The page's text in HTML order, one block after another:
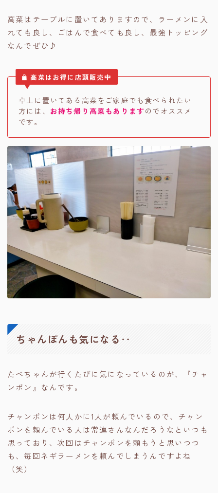
高菜はテーブルに置いてありますので、ラーメンに入
れても良し、ごはんで食べても良し、最強トッピング
なんでぜひ♪
高菜はお得に店頭販売中
卓上に置いてある高菜をご家庭でも食べられたい
方には、 お持ち帰り高菜もありますのでオススメ
です。
ちゃんぽんも気になる‥
たべちゃんが行くたびに気になっているのが、『チャ
ンポン』なんです。
チャンポンは何人かに1人が頼んでいるので、チャン
ポンを頼んでいる人は常連さんなんだろうなといつも
思っており、次回はチャンポンを頼もうと思いつつ
も、毎回ネギラーメンを頼んでしまうんですよね
（笑）